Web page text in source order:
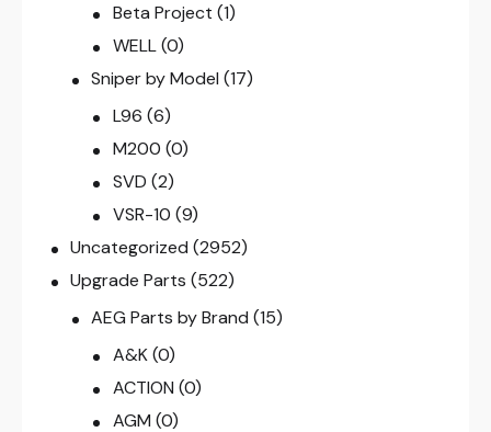
Beta Project (1)
WELL (0)
Sniper by Model (17)
L96 (6)
M200 (0)
SVD (2)
VSR-10 (9)
Uncategorized (2952)
Upgrade Parts (522)
AEG Parts by Brand (15)
A&K (0)
ACTION (0)
AGM (0)